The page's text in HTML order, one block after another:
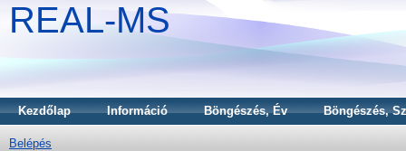
REAL-MS
Kezdőlap Információ Böngészés, Év Böngészés,
Belépés